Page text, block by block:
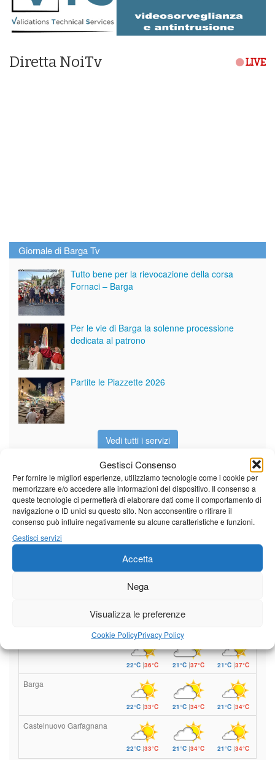
Gestisci Consenso
Per fornire le migliori esperienze, utilizziamo tecnologie come i cookie per
memorizzare e/o accedere alle informazioni del dispositivo. Il consenso a
queste tecnologie ci permetterà di elaborare dati come il comportamento di
navigazione o ID unici su questo sito. Non acconsentire o ritirare il
consenso può influire negativamente su alcune caratteristiche e funzioni.
Gestisci servizi
Accetta
Nega
Visualizza le preferenze
Cookie PolicyPrivacy Policy
Diretta NoiTv LIVE
Giornale di Barga Tv
Tutto bene per la rievocazione della corsa
Fornaci – Barga
Per le vie di Barga la solenne processione
dedicata al patrono
Partite le Piazzette 2026
Vedi tutti i servizi
Meteo
settimana. temperature ancora
ben al di sopra dei valori
stagionali
Domenica
22°C|36°C 21°C|37°C 21°C |37°C
Barga
22°C|33°C 21°C|34°C 21°C |34°C
Castelnuovo Garfagnana
22°C|33°C 21°C|34°C 21°C |34°C